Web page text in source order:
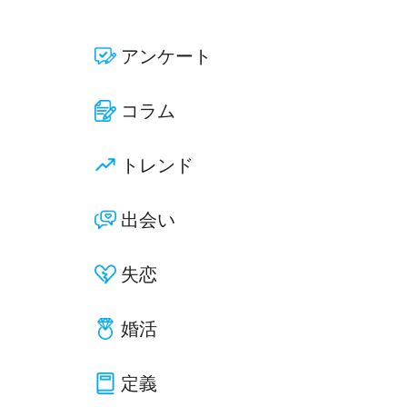
アンケート
コラム
トレンド
出会い
失恋
婚活
定義